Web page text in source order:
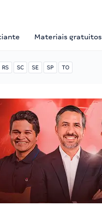
Materiais gratuitos
RS SC SE SP TO